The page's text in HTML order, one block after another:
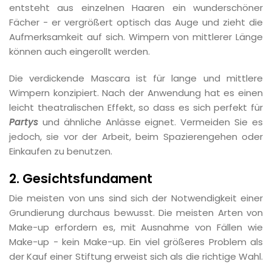
entsteht aus einzelnen Haaren ein wunderschöner
Fächer - er vergrößert optisch das Auge und zieht die
Aufmerksamkeit auf sich. Wimpern von mittlerer Länge
können auch eingerollt werden.
Die verdickende Mascara ist für lange und mittlere
Wimpern konzipiert. Nach der Anwendung hat es einen
leicht theatralischen Effekt, so dass es sich perfekt für
Partys und ähnliche Anlässe eignet. Vermeiden Sie es
jedoch, sie vor der Arbeit, beim Spazierengehen oder
Einkaufen zu benutzen.
2. Gesichtsfundament
Die meisten von uns sind sich der Notwendigkeit einer
Grundierung durchaus bewusst. Die meisten Arten von
Make-up erfordern es, mit Ausnahme von Fällen wie
Make-up - kein Make-up. Ein viel größeres Problem als
der Kauf einer Stiftung erweist sich als die richtige Wahl.